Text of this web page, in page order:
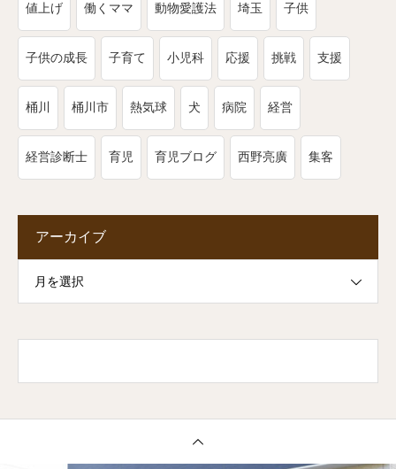
値上げ 働くママ 動物愛護法 埼玉 子供
子供の成長 子育て 小児科 応援 挑戦 支援
桶川 桶川市 熱気球 犬 病院 経営
経営診断士 育児 育児ブログ 西野亮廣 集客
アーカイブ
月を選択